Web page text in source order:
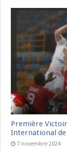
Première
International de
7 novembre 2024